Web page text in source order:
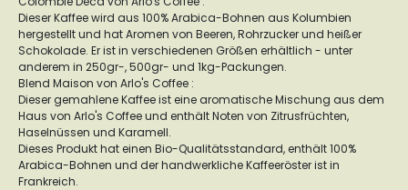
Dieser Kaffee wird aus 100% Arabica-Bohnen aus Kolumbien
hergestellt und hat Aromen von Beeren, Rohrzucker und heißer
Schokolade. Er ist in verschiedenen Größen erhältlich - unter
anderem in 250gr-, 500gr- und 1kg-Packungen.
Blend Maison von Arlo's Coffee :
Dieser gemahlene Kaffee ist eine aromatische Mischung aus dem
Haus von Arlo's Coffee und enthält Noten von Zitrusfrüchten,
Haselnüssen und Karamell.
Dieses Produkt hat einen Bio-Qualitätsstandard, enthält 100%
Arabica-Bohnen und der handwerkliche Kaffeeröster ist in
Frankreich.